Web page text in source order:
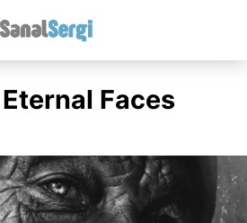
Faces